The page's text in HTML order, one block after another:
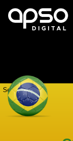
Seja notificado